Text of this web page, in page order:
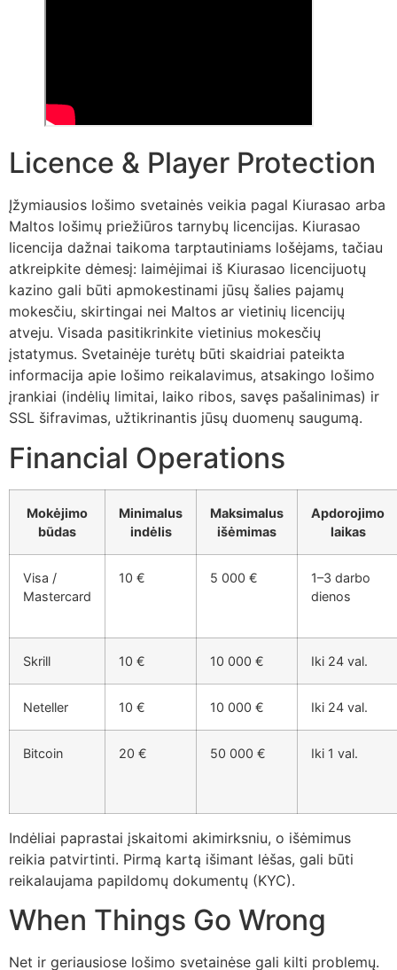
Licence & Player Protection
Įžymiausios lošimo svetainės veikia pagal Kiurasao arba
Maltos lošimų priežiūros tarnybų licencijas. Kiurasao
licencija dažnai taikoma tarptautiniams lošėjams, tačiau
atkreipkite dėmesį: laimėjimai iš Kiurasao licencijuotų
kazino gali būti apmokestinami jūsų šalies pajamų
mokesčiu, skirtingai nei Maltos ar vietinių licencijų
atveju. Visada pasitikrinkite vietinius mokesčių
įstatymus. Svetainėje turėtų būti skaidriai pateikta
informacija apie lošimo reikalavimus, atsakingo lošimo
įrankiai (indėlių limitai, laiko ribos, savęs pašalinimas) ir
SSL šifravimas, užtikrinantis jūsų duomenų saugumą.
Financial Operations
Mokėjimo
būdas
Minimalus
indėlis
Maksimalus
išėmimas
Apdorojimo
laikas
Visa /
Mastercard
10 € 5 000 €
1–3 darbo
dienos
Skrill 10 € 10 000 € Iki 24 val.
Neteller 10 € 10 000 € Iki 24 val.
Bitcoin 20 € 50 000 € Iki 1 val.
Indėliai paprastai įskaitomi akimirksniu, o išėmimus
reikia patvirtinti. Pirmą kartą išimant lėšas, gali būti
reikalaujama papildomų dokumentų (KYC).
When Things Go Wrong
Net ir geriausiose lošimo svetainėse gali kilti problemų.